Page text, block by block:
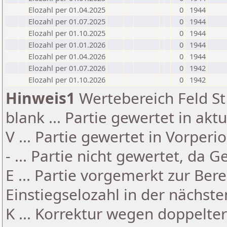
Elozahl per 01.04.2025
0
1944
Elozahl per 01.07.2025
0
1944
Elozahl per 01.10.2025
0
1944
Elozahl per 01.01.2026
0
1944
Elozahl per 01.04.2026
0
1944
Elozahl per 01.07.2026
0
1942
Elozahl per 01.10.2026
0 1942
Hinweis1 Wertebereich Feld
blank ... Partie gewertet in
V ... Partie gewertet in
- ... Partie nicht gewertet, da
E ... Partie vorgemerkt zur
Einstiegselozahl in der
K ... Korrektur wegen